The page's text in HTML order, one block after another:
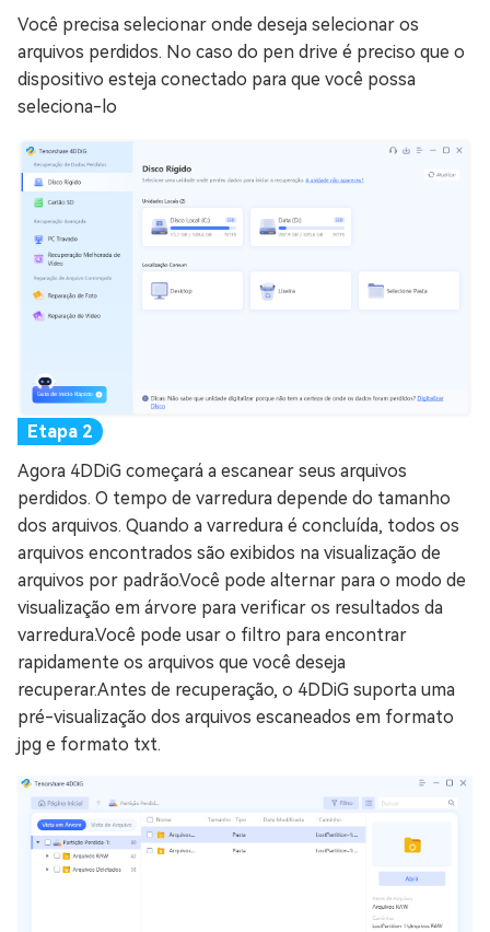
Você precisa selecionar onde deseja selecionar os
arquivos perdidos. No caso do pen drive é preciso que o
dispositivo esteja conectado para que você possa
seleciona-lo
Agora 4DDiG começará a escanear seus arquivos
perdidos. O tempo de varredura depende do tamanho
dos arquivos. Quando a varredura é concluída, todos os
arquivos encontrados são exibidos na visualização de
arquivos por padrão.Você pode alternar para o modo de
visualização em árvore para verificar os resultados da
varredura.Você pode usar o filtro para encontrar
rapidamente os arquivos que você deseja
recuperar.Antes de recuperação, o 4DDiG suporta uma
pré-visualização dos arquivos escaneados em formato
jpg e formato txt.